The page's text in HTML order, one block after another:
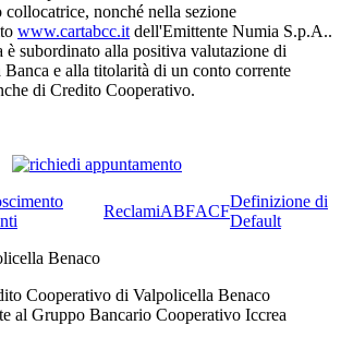
nonché nella sezione
www.cartabcc.it dell'Emittente Numia S.p.A..
subordinato alla positiva valutazione di
Banca e alla titolarità di un conto corrente
di Credito Cooperativo.
ReclamiABFACF
Definizione di
Default
Cooperativo di Valpolicella Benaco
al Gruppo Bancario Cooperativo Iccrea